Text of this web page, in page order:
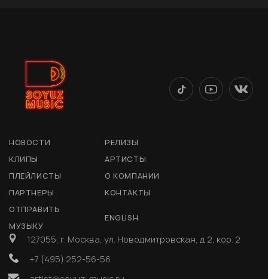
НОВОСТИ
РЕЛИЗЫ
КЛИПЫ
АРТИСТЫ
ПЛЕЙЛИСТЫ
О КОМПАНИИ
ПАРТНЕРЫ
КОНТАКТЫ
ОТПРАВИТЬ
МУЗЫКУ
ENGLISH
127055, г. Москва, ул. Новодмитровская, д 2, кор. 2
+7 (495) 252-56-56